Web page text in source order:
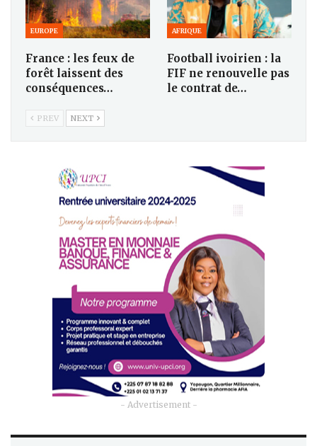
EUROPE
France : les feux de
forêt laissent des
conséquences…
AFRIQUE
Football ivoirien : la
FIF ne renouvelle pas
le contrat de…
PREV NEXT
- Advertisement -